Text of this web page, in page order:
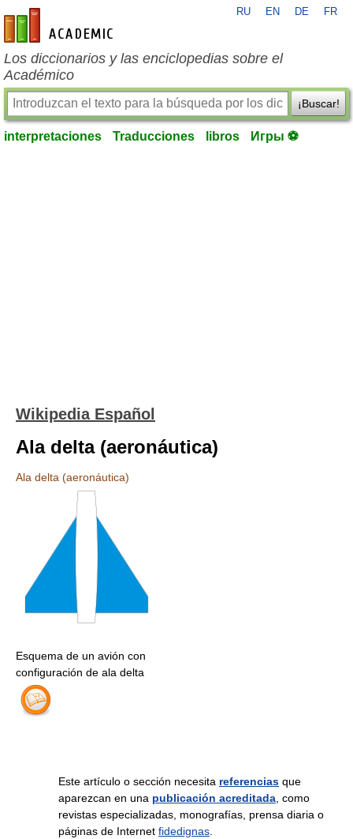
es-academic.com
RU EN DE FR
Los diccionarios y las enciclopedias sobre el
Académico
¡Buscar!
interpretaciones Traducciones libros Игры ⚽
Wikipedia Español
Ala delta (aeronáutica)
Ala delta (aeronáutica)
Esquema de un avión con
configuración de ala delta
Este artículo o sección necesita referencias que
aparezcan en una publicación acreditada, como
revistas especializadas, monografías, prensa diaria o
páginas de Internet fidedignas.